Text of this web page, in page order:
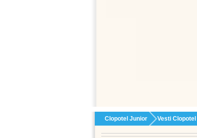
Clopotel Junior Vesti